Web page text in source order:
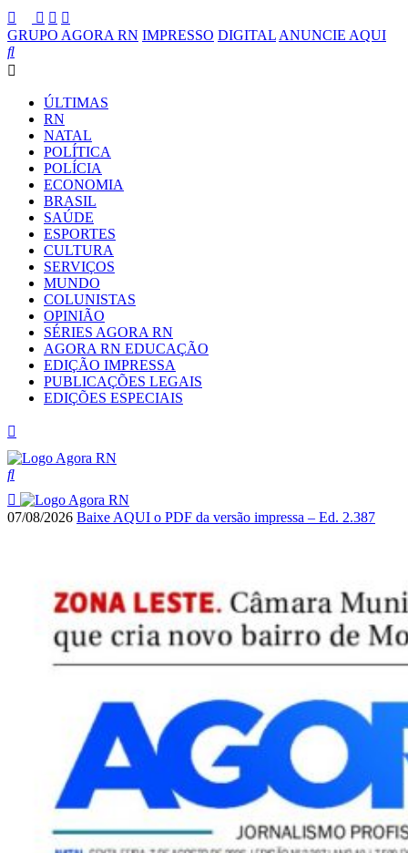
GRUPO AGORA RN IMPRESSO DIGITAL ANUNCIE AQUI
ÚLTIMAS
RN
NATAL
POLÍTICA
POLÍCIA
ECONOMIA
BRASIL
SAÚDE
ESPORTES
CULTURA
SERVIÇOS
MUNDO
COLUNISTAS
OPINIÃO
SÉRIES AGORA RN
AGORA RN EDUCAÇÃO
EDIÇÃO IMPRESSA
PUBLICAÇÕES LEGAIS
EDIÇÕES ESPECIAIS
07/08/2026 Baixe AQUI o PDF da versão impressa – Ed. 2.387